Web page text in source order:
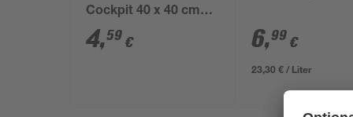
Cockpit 40 x 40 cm
blau
4,59 € 6,99 €
23,30 € / Liter